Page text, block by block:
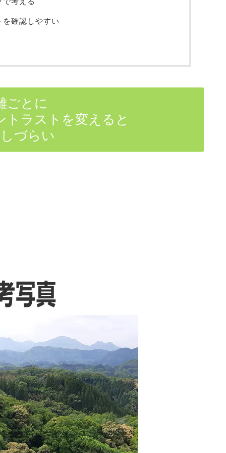
確認しやすい
ごとに
トラストを変えると
づらい